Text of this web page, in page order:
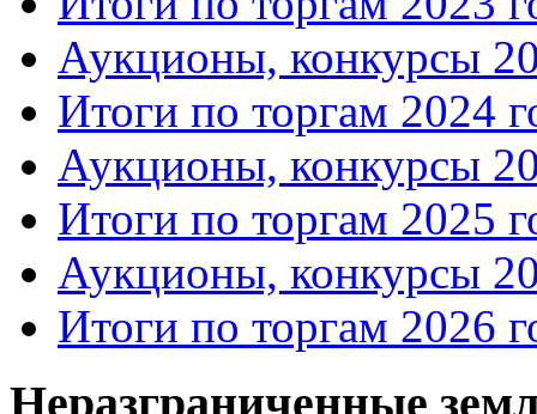
Аукционы, конкурсы
Итоги по торгам 2024
Аукционы, конкурсы
Итоги по торгам 2025
Аукционы, конкурсы
Итоги по торгам 2026
Неразграниченные